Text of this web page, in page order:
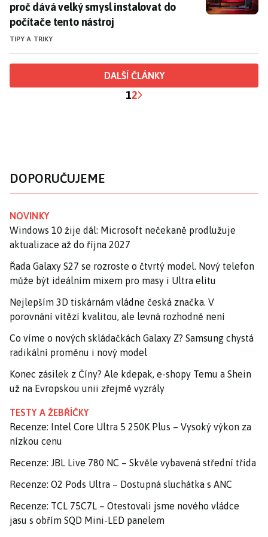
proč dává velký smysl instalovat do
počítače tento nástroj
TIPY A TRIKY
DALŠÍ ČLÁNKY
12
DOPORUČUJEME
NOVINKY
Windows 10 žije dál: Microsoft nečekaně prodlužuje
aktualizace až do října 2027
Řada Galaxy S27 se rozroste o čtvrtý model. Nový telefon
může být ideálním mixem pro masy i Ultra elitu
Nejlepším 3D tiskárnám vládne česká značka. V
porovnání vítězí kvalitou, ale levná rozhodně není
Co víme o nových skládačkách Galaxy Z? Samsung chystá
radikální proměnu i nový model
Konec zásilek z Číny? Ale kdepak, e-shopy Temu a Shein
už na Evropskou unii zřejmě vyzrály
TESTY A ŽEBŘÍČKY
Recenze: Intel Core Ultra 5 250K Plus – Vysoký výkon za
nízkou cenu
Recenze: JBL Live 780 NC – Skvěle vybavená střední třída
Recenze: O2 Pods Ultra – Dostupná sluchátka s ANC
Recenze: TCL 75C7L – Otestovali jsme nového vládce
jasu s obřím SQD Mini-LED panelem